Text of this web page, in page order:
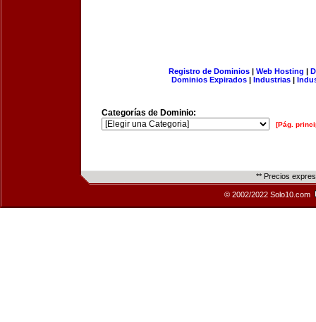
Registro de Dominios| Web Hosting |
Dominios Expirados | Industrias |
Categorías de Dominio:
[Pág.
** Precios
© 2002/2022 Solo10.com